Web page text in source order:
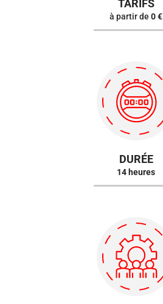
TARIFS
à partir de0 €
DURÉE
14 heures